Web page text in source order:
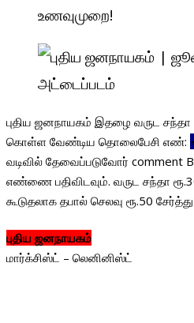
உணவுமுறை!
அட்டைப்படம்
புதிய ஜனநாயகம் இதழை வருட சந்தா
கொள்ள வேண்டிய தொலைபேசி எண்:
வடிவில் தேவைப்படுவோர் comment
எண்ணை பதிவிடவும். வருட சந்தா
கூடுதலாக தபால் செலவு ரூ.50
புதிய ஜனநாயகம்
மார்க்சிஸ்ட் – லெனினிஸ்ட்